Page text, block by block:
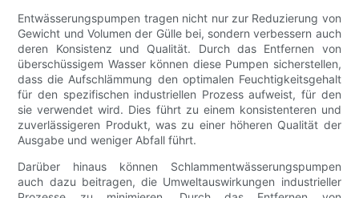
Entwässerungspumpen tragen nicht nur zur Reduzierung von
Gewicht und Volumen der Gülle bei, sondern verbessern auch
deren Konsistenz und Qualität. Durch das Entfernen von
überschüssigem Wasser können diese Pumpen sicherstellen,
dass die Aufschlämmung den optimalen Feuchtigkeitsgehalt
für den spezifischen industriellen Prozess aufweist, für den
sie verwendet wird. Dies führt zu einem konsistenteren und
zuverlässigeren Produkt, was zu einer höheren Qualität der
Ausgabe und weniger Abfall führt.
Darüber hinaus können Schlammentwässerungspumpen
auch dazu beitragen, die Umweltauswirkungen industrieller